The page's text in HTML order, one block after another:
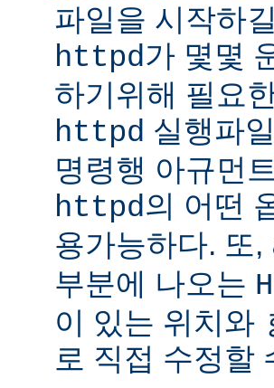
파일을 시작하
httpd가 몇몇
하기위해 필요
httpd 실행파
명령행 아규먼
httpd의 어떤
용가능하다. 또,
부분에 나오는
이 있는 위치와
로 직접 수정할